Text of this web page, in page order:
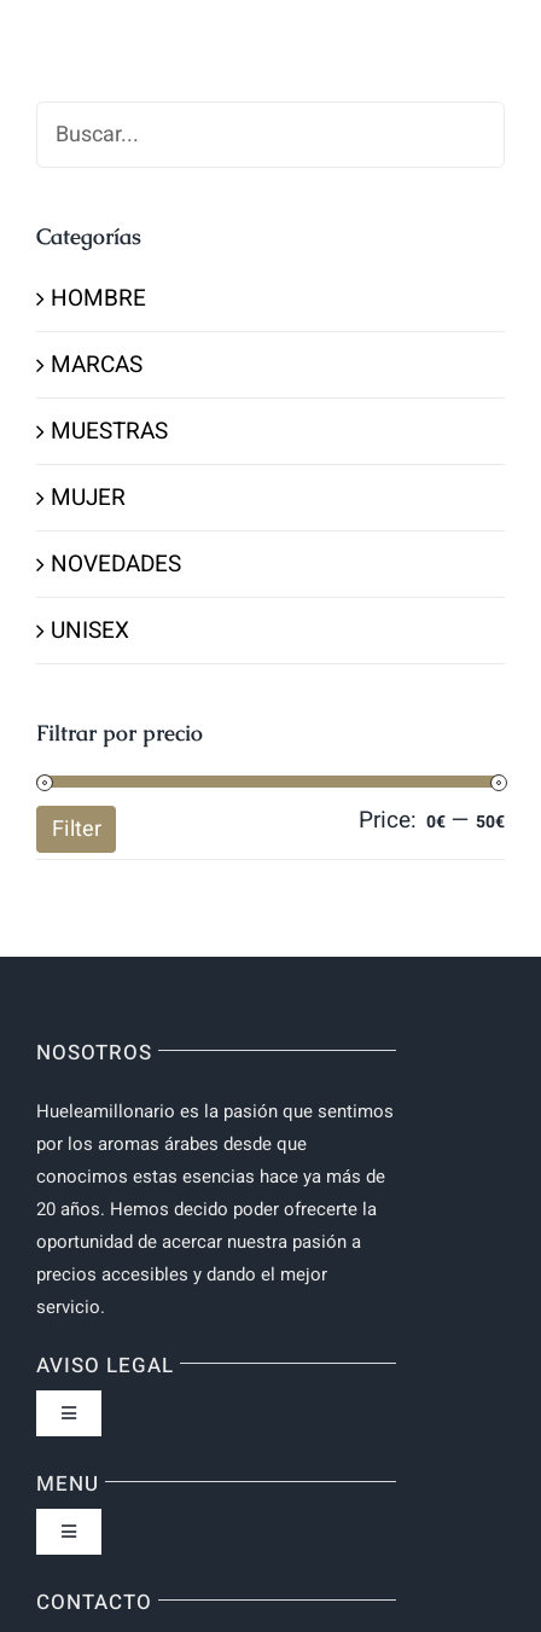
Buscar
Categorías
HOMBRE
MARCAS
MUESTRAS
MUJER
NOVEDADES
UNISEX
Filtrar por precio
Filter Price: 0€ — 50€
NOSOTROS
Hueleamillonario es la pasión que sentimos
por los aromas árabes desde que
conocimos estas esencias hace ya más de
20 años. Hemos decido poder ofrecerte la
oportunidad de acercar nuestra pasión a
precios accesibles y dando el mejor
servicio.
AVISO LEGAL
Toggle
Política de privacidad
MENU
Toggle
Inicio
CONTACTO